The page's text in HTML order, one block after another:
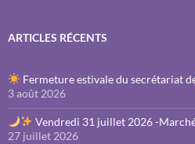
ARTICLES RÉCENTS
Fermeture estivale du secrétariat
3 août 2026
Vendredi 31 juillet 2026 -
27 juillet 2026